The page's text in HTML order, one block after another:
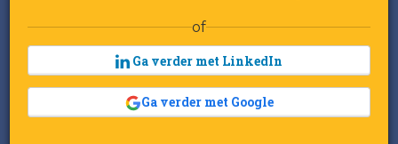
Startup van de maand
of
Ga verder met LinkedIn
Ga verder met Google